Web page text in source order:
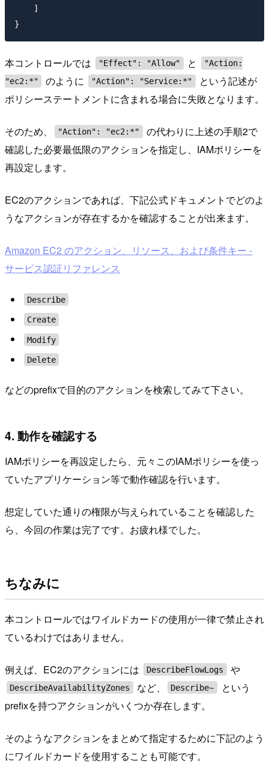
    ]
本コントロールでは "Effect": "Allow" と
"Action:
"ec2:*"
のように "Action": "Service:*"
という記述が
ポリシーステートメントに含まれる場合に失敗となります。
そのため、 "Action": "ec2:*"
の代わりに上述の手順2で
確認した必要最低限のアクションを指定し、IAMポリシーを
再設定します。
EC2のアクションであれば、下記公式ドキュメントでどのよ
うなアクションが存在するかを確認することが出来ます。
Amazon EC2 のアクション、リソース、および条件キー -
サービス認証リファレンス
Describe
Create
Modify
Delete
などのprefixで目的のアクションを検索してみて下さい。
4. 動作を確認する
IAMポリシーを再設定したら、元々このIAMポリシーを使っ
ていたアプリケーション等で動作確認を行います。
想定していた通りの権限が与えられていることを確認した
ら、今回の作業は完了です。お疲れ様でした。
ちなみに
本コントロールではワイルドカードの使用が一律で禁止され
ているわけではありません。
例えば、EC2のアクションには DescribeFlowLogs や
DescribeAvailabilityZones など、 Describe~
という
prefixを持つアクションがいくつか存在します。
そのようなアクションをまとめて指定するために下記のよう
にワイルドカードを使用することも可能です。